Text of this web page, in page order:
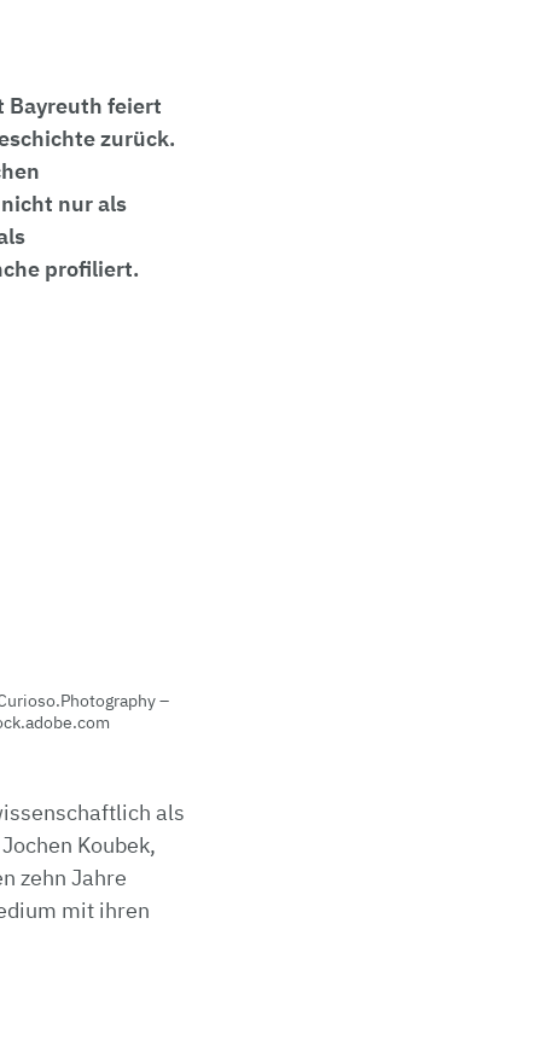
Bayreuth feiert
zurück.
nur als
profiliert.
–
als
Koubek,
zehn Jahre
mit ihren